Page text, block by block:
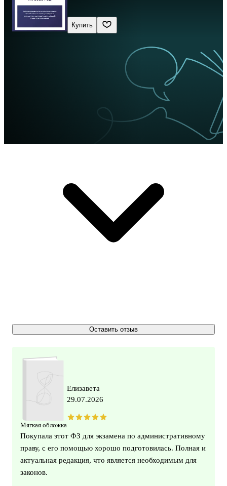
Купить
Оставить отзыв
Мягкая обложка
Елизавета
29.07.2026
Покупала этот ФЗ для экзамена по административному
праву, с его помощью хорошо подготовилась. Полная и
актуальная редакция, что является необходимым для
законов.